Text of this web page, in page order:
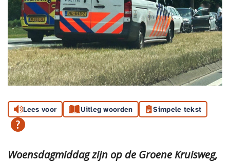
Lees voor Uitleg woorden Simpele tekst
Woensdagmiddag zijn op de Groene Kruisweg,